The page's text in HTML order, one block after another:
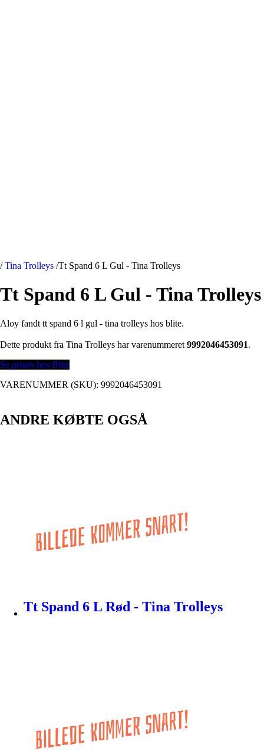
/ Tina Trolleys /Tt Spand 6 L Gul - Tina Trolleys
Tt Spand 6 L Gul - Tina Trolleys
Aloy fandt tt spand 6 l gul - tina trolleys hos blite.
Dette produkt fra Tina Trolleys har varenummeret 9992046453091.
Se prisen hos Blite
VARENUMMER (SKU): 9992046453091
ANDRE KØBTE OGSÅ
Tt Spand 6 L Rød - Tina Trolleys